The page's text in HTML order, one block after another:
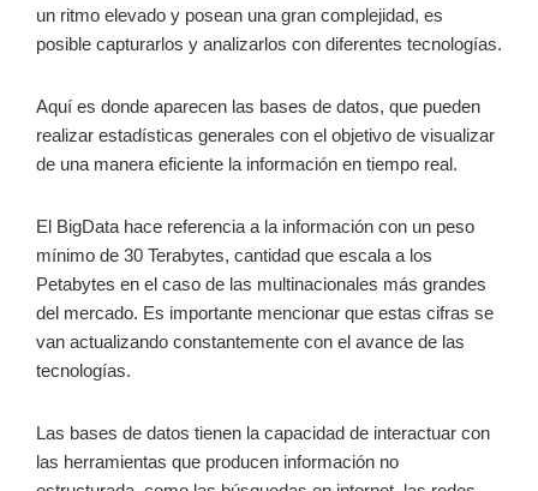
un ritmo elevado y posean una gran complejidad, es
posible capturarlos y analizarlos con diferentes tecnologías.
Aquí es donde aparecen las bases de datos, que pueden
realizar estadísticas generales con el objetivo de visualizar
de una manera eficiente la información en tiempo real.
El BigData hace referencia a la información con un peso
mínimo de 30 Terabytes, cantidad que escala a los
Petabytes en el caso de las multinacionales más grandes
del mercado. Es importante mencionar que estas cifras se
van actualizando constantemente con el avance de las
tecnologías.
Las bases de datos tienen la capacidad de interactuar con
las herramientas que producen información no